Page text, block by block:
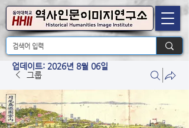
업데이트: 2026년 8월 06일
그룹